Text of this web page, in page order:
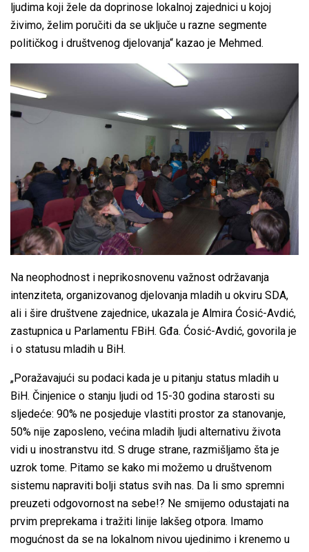
ljudima koji žele da doprinose lokalnoj zajednici u kojoj
živimo, želim poručiti da se uključe u razne segmente
političkog i društvenog djelovanja“ kazao je Mehmed.
Na neophodnost i neprikosnovenu važnost održavanja
intenziteta, organizovanog djelovanja mladih u okviru SDA,
ali i šire društvene zajednice, ukazala je Almira Ćosić-Avdić,
zastupnica u Parlamentu FBiH. Gđa. Ćosić-Avdić, govorila je
i o statusu mladih u BiH.
„Poražavajući su podaci kada je u pitanju status mladih u
BiH. Činjenice o stanju ljudi od 15-30 godina starosti su
sljedeće: 90% ne posjeduje vlastiti prostor za stanovanje,
50% nije zaposleno, većina mladih ljudi alternativu života
vidi u inostranstvu itd. S druge strane, razmišljamo šta je
uzrok tome. Pitamo se kako mi možemo u društvenom
sistemu napraviti bolji status svih nas. Da li smo spremni
preuzeti odgovornost na sebe!? Ne smijemo odustajati na
prvim preprekama i tražiti linije lakšeg otpora. Imamo
mogućnost da se na lokalnom nivou ujedinimo i krenemo u